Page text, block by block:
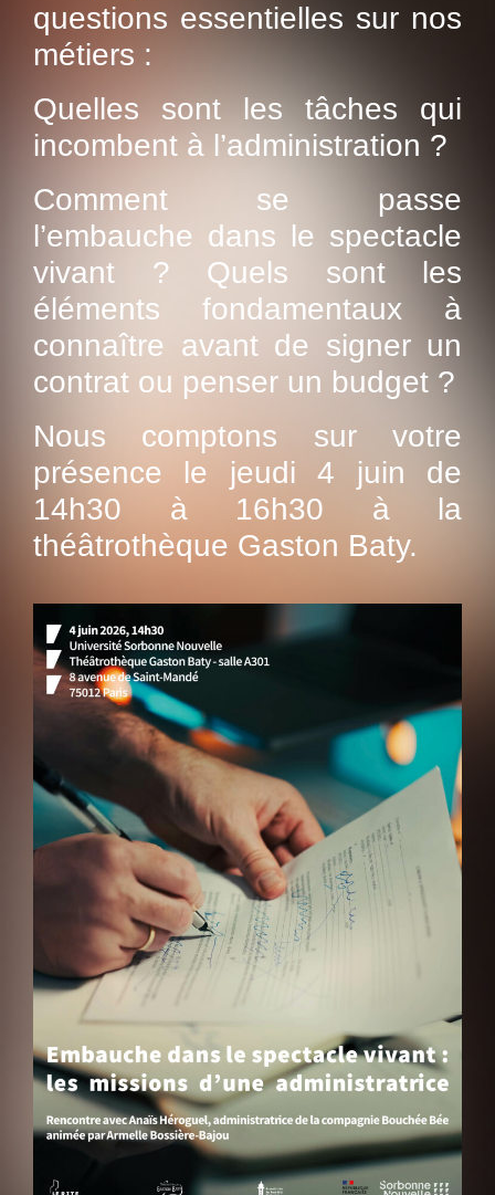
questions essentielles sur nos
métiers :
Quelles sont les tâches qui
incombent à l’administration ?
Comment se passe
l’embauche dans le spectacle
vivant ? Quels sont les
éléments fondamentaux à
connaître avant de signer un
contrat ou penser un budget ?
Nous comptons sur votre
présence le jeudi 4 juin de
14h30 à 16h30 à la
théâtrothèque Gaston Baty.